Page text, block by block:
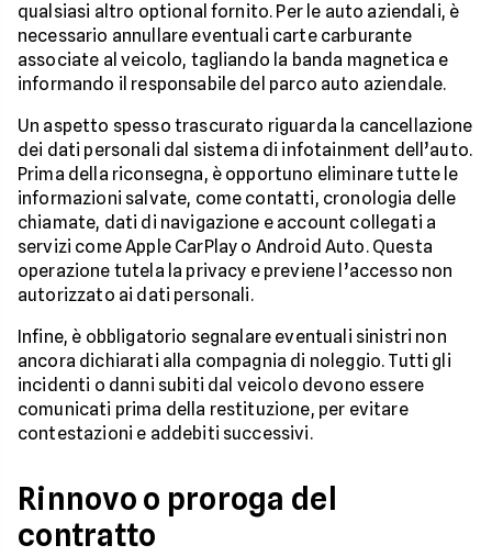
qualsiasi altro optional fornito. Per le auto aziendali, è
necessario annullare eventuali carte carburante
associate al veicolo, tagliando la banda magnetica e
informando il responsabile del parco auto aziendale.
Un aspetto spesso trascurato riguarda la cancellazione
dei dati personali dal sistema di infotainment dell’auto.
Prima della riconsegna, è opportuno eliminare tutte le
informazioni salvate, come contatti, cronologia delle
chiamate, dati di navigazione e account collegati a
servizi come Apple CarPlay o Android Auto. Questa
operazione tutela la privacy e previene l’accesso non
autorizzato ai dati personali.
Infine, è obbligatorio segnalare eventuali sinistri non
ancora dichiarati alla compagnia di noleggio. Tutti gli
incidenti o danni subiti dal veicolo devono essere
comunicati prima della restituzione, per evitare
contestazioni e addebiti successivi.
Rinnovo o proroga del
contratto